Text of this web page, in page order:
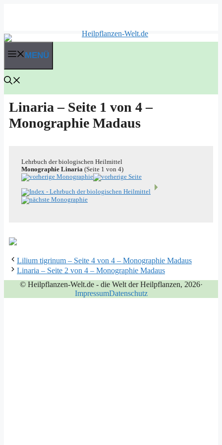
MENÜ
Linaria – Seite 1 von 4 –
Monographie Madaus
Lehr­buch der bio­lo­gi­schen Heilmittel
Mono­gra­phie Lina­ria (Sei­te 1 von 4)
Lilium tigrinum – Seite 4 von 4 – Monographie Madaus
Linaria – Seite 2 von 4 – Monographie Madaus
© Heilpflanzen-Welt.de - die Welt der Heilpflanzen, 2026·
ImpressumDatenschutz